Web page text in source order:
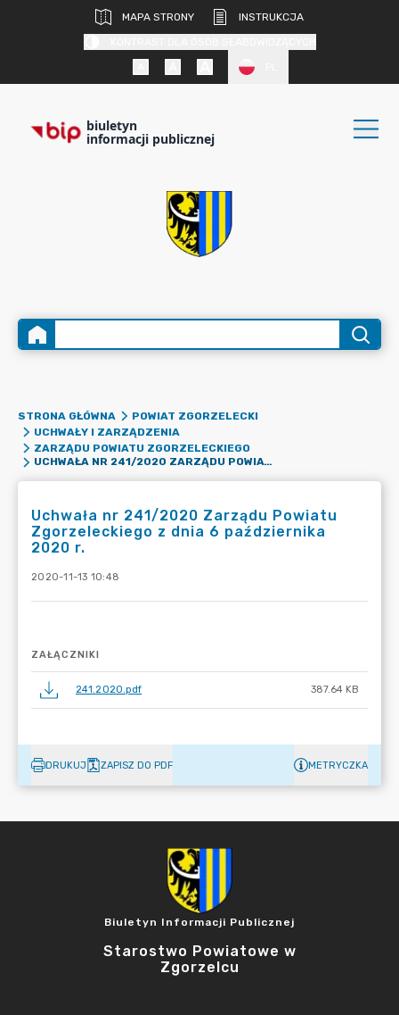
MAPA STRONY
INSTRUKCJA
biuletyn
informacji publicznej
STRONA GŁÓWNA
POWIAT ZGORZELECKI
UCHWAŁY I ZARZĄDZENIA
ZARZĄDU POWIATU ZGORZELECKIEGO
UCHWAŁA NR 241/2020 ZARZĄDU POWIATU ZGORZELECKIEGO Z DNIA 6 PAŹDZIERNIKA 2020 R.
Uchwała nr 241/2020 Zarządu Powiatu
Zgorzeleckiego z dnia 6 października
2020 r.
2020-11-13 10:48
ZAŁĄCZNIKI
241.2020.pdf 387.64 KB
DRUKUJ ZAPISZ DO PDF METRYCZKA
Biuletyn Informacji Publicznej
Starostwo Powiatowe w
Zgorzelcu